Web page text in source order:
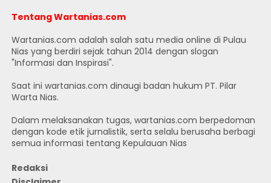
Tentang Wartanias.com
Wartanias.com adalah salah satu media online di Pulau
Nias yang berdiri sejak tahun 2014 dengan slogan
"Informasi dan Inspirasi".
Saat ini wartanias.com dinaugi badan hukum PT. Pilar
Warta Nias.
Dalam melaksanakan tugas, wartanias.com berpedoman
dengan kode etik jurnalistik, serta selalu berusaha berbagi
semua informasi tentang Kepulauan Nias
Redaksi